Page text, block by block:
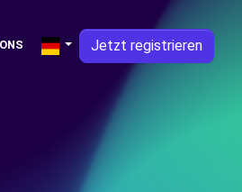
Jetzt registrieren